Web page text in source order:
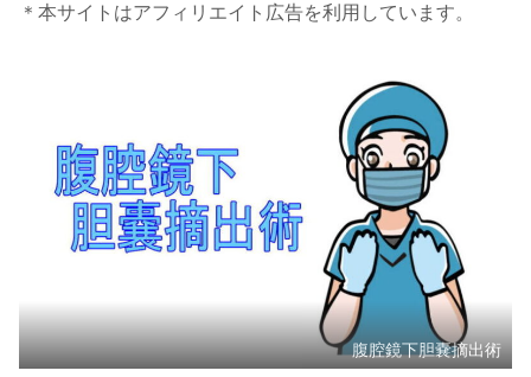
＊本サイトはアフィリエイト広告を利用しています。
腹腔鏡下胆嚢摘出術